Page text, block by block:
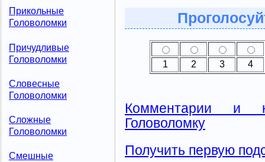
Прикольные
Головоломки
Причудливые
Головоломки
Словесные
Головоломки
Сложные
Головоломки
Смешные
1 2 3 4
Комментарии и
Головоломку
Получить первую